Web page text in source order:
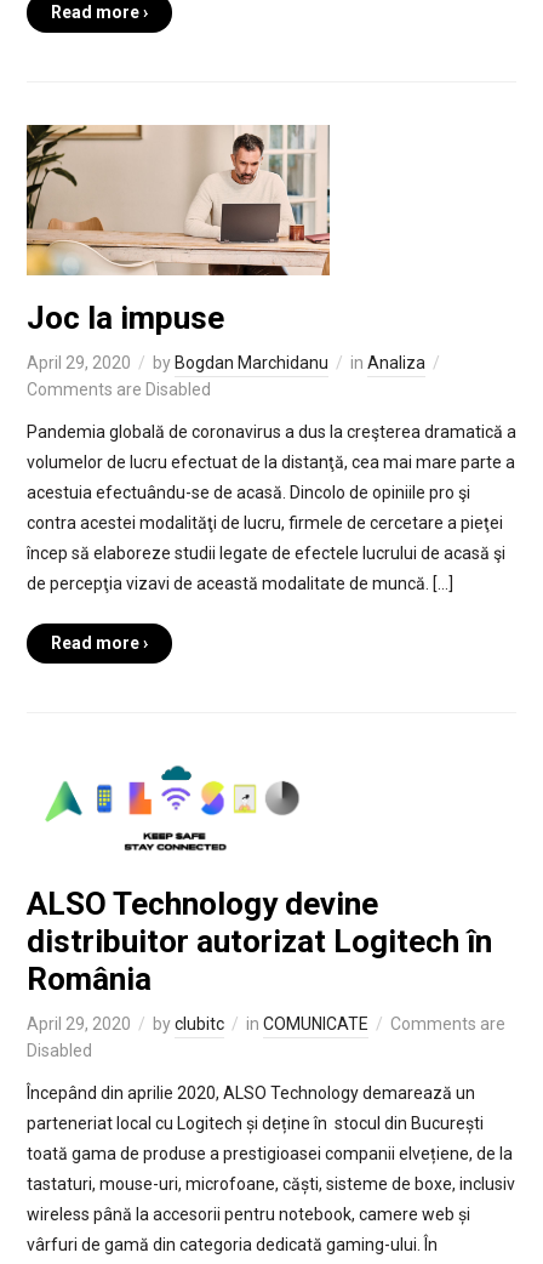
Read more ›
Joc la impuse
April 29, 2020 by Bogdan Marchidanu in Analiza
Comments are Disabled
Pandemia globală de coronavirus a dus la creşterea dramatică a
volumelor de lucru efectuat de la distanţă, cea mai mare parte a
acestuia efectuându-se de acasă. Dincolo de opiniile pro şi
contra acestei modalităţi de lucru, firmele de cercetare a pieţei
încep să elaboreze studii legate de efectele lucrului de acasă şi
de percepţia vizavi de această modalitate de muncă. […]
Read more ›
ALSO Technology devine
distribuitor autorizat Logitech în
România
April 29, 2020 byclubitc in COMUNICATE
Comments are
Disabled
Începând din aprilie 2020, ALSO Technology demarează un
parteneriat local cu Logitech și deține în stocul din București
toată gama de produse a prestigioasei companii elvețiene, de la
tastaturi, mouse-uri, microfoane, căști, sisteme de boxe, inclusiv
wireless până la accesorii pentru notebook, camere web și
vârfuri de gamă din categoria dedicată gaming-ului. În